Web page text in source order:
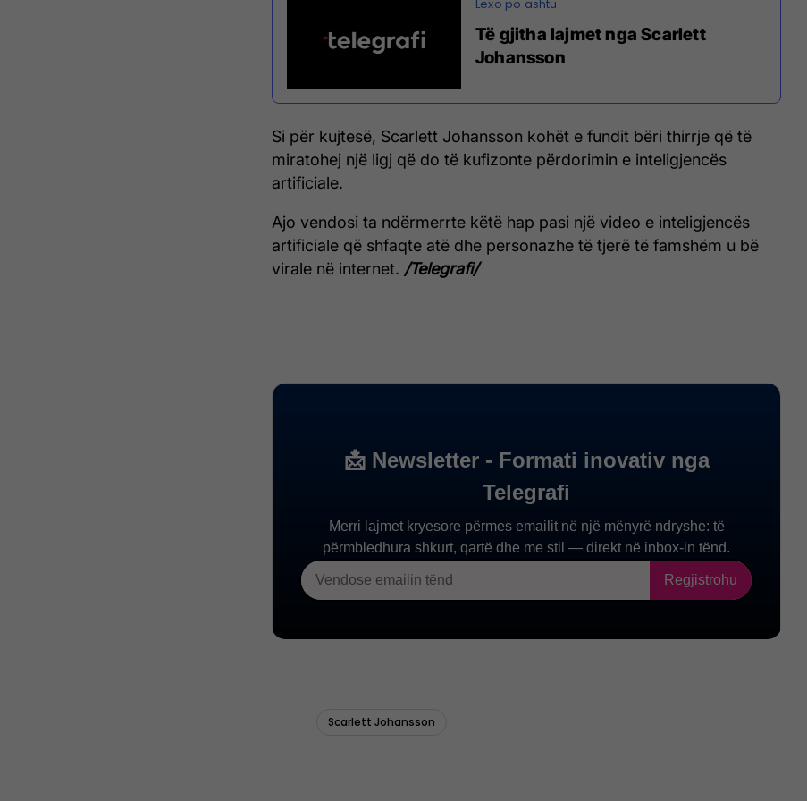
Të gjitha lajmet nga Scarlett
Johansson
Si për kujtesë, Scarlett Johansson kohët e fundit bëri thirrje që të
miratohej një ligj që do të kufizonte përdorimin e inteligjencës
artificiale.
Ajo vendosi ta ndërmerrte këtë hap pasi një video e inteligjencës
artificiale që shfaqte atë dhe personazhe të tjerë të famshëm u bë
virale në internet. /Telegrafi/